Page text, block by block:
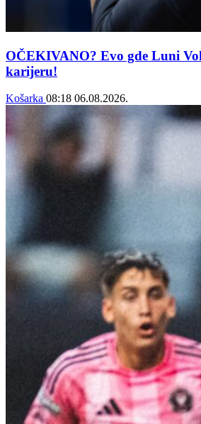
OČEKIVANO? Evo gde Luni
karijeru!
Košarka 08:18 06.08.2026.